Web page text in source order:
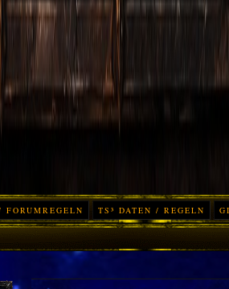
FORUMREGELN TS³ DATEN / REGELN